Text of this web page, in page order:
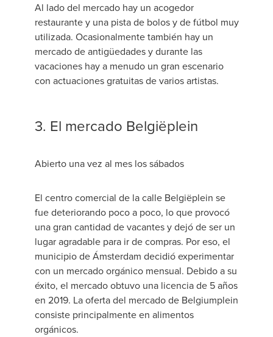
Al lado del mercado hay un acogedor
restaurante y una pista de bolos y de fútbol muy
utilizada. Ocasionalmente también hay un
mercado de antigüedades y durante las
vacaciones hay a menudo un gran escenario
con actuaciones gratuitas de varios artistas.
3. El mercado Belgiëplein
Abierto una vez al mes los sábados
El centro comercial de la calle Belgiëplein se
fue deteriorando poco a poco, lo que provocó
una gran cantidad de vacantes y dejó de ser un
lugar agradable para ir de compras. Por eso, el
municipio de Ámsterdam decidió experimentar
con un mercado orgánico mensual. Debido a su
éxito, el mercado obtuvo una licencia de 5 años
en 2019. La oferta del mercado de Belgiumplein
consiste principalmente en alimentos
orgánicos.